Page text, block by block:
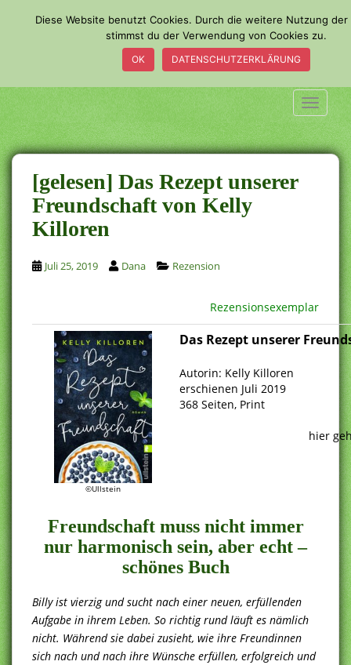
o
m
a
i
n
c
o
n
t
e
n
t
[gelesen] Das Rezept unserer
Freundschaft von Kelly
Killoren
Juli 25, 2019 Dana Rezension
Rezensionsexemplar
©Ullstein
Das Rezept unserer
Autorin: Kelly Killoren
erschienen Juli 2019
368 Seiten, Print
hier
Freundschaft muss nicht immer
nur harmonisch sein, aber echt –
schönes Buch
Billy ist vierzig und sucht nach einer neuen, erfüllenden
Aufgabe in ihrem Leben. So richtig rund läuft es nämlich
nicht. Während sie dabei zusieht, wie ihre Freundinnen
sich nach und nach ihre Wünsche erfüllen, erfolgreich und
Diese Website benutzt Cookies. Durch die weitere Nutzung der
stimmst du der Verwendung von Cookies zu.
OK DATENSCHUTZERKLÄRUNG